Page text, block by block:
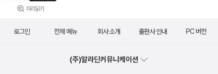
미리읽기
로그인 전체 메뉴 회사 소개 출판사 안내 PC 버전
(주)알라딘커뮤니케이션